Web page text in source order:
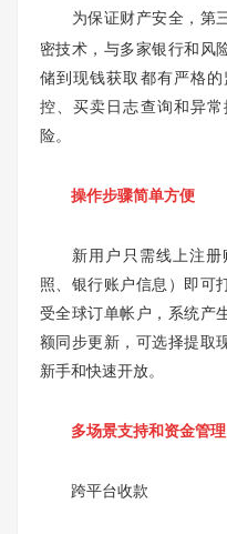
为保证财产安全， 第
密技术，与多家银行和风
储到现钱获取都有严格
控、买卖日志查询和异
险。
操作步骤简单方便
新用户只需线上注册
照、银行账户信息）即可
受全球订单帐户，系统产
额同步更新，可选择提取
新手和快速开放。
多场景支持和资金管理
跨平台收款